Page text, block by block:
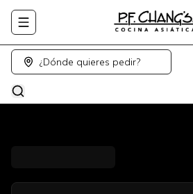
Abrir menu de navegación
¿Dónde quieres pedir?